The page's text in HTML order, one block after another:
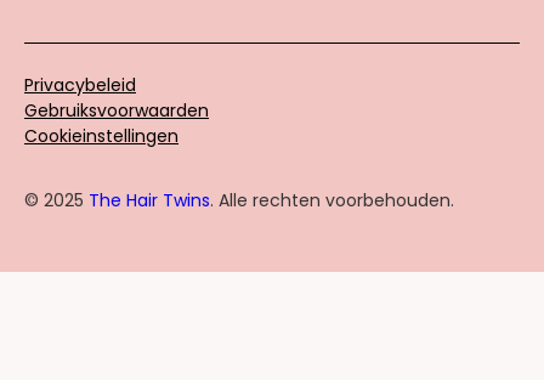
© 2025 The Hair Twins. Alle rechten voorbehouden.
Privacybeleid
Gebruiksvoorwaarden
Cookieinstellingen